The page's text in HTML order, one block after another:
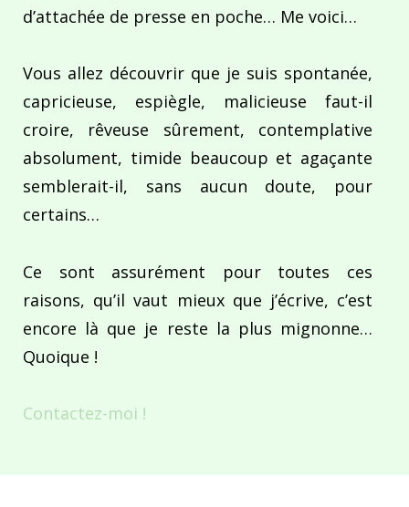
d’attachée de presse en poche… Me voici…
Vous allez découvrir que je suis spontanée,
capricieuse, espiègle, malicieuse faut-il
croire, rêveuse sûrement, contemplative
absolument, timide beaucoup et agaçante
semblerait-il, sans aucun doute, pour
certains…
Ce sont assurément pour toutes ces
raisons, qu’il vaut mieux que j’écrive, c’est
encore là que je reste la plus mignonne…
Quoique !
Contactez-moi !